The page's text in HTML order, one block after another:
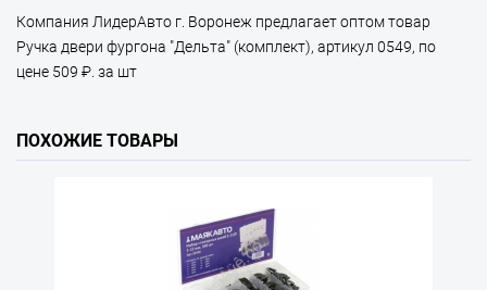
Компания ЛидерАвто г. Воронеж предлагает оптом товар
Ручка двери фургона "Дельта" (комплект), артикул 0549, по
цене 509 ₽. за шт
ПОХОЖИЕ ТОВАРЫ